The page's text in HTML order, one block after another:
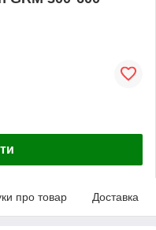
про товар Доставка